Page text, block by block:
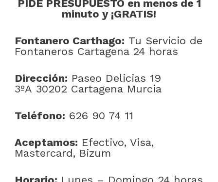
PIDE PRESUPUESTO en menos de 1
minuto y ¡GRATIS!
Fontanero Carthago: Tu Servicio de
Fontaneros Cartagena 24 horas
Dirección: Paseo Delicias 19
3ºA 30202 Cartagena Murcia
Teléfono: 626 90 74 11
Aceptamos: Efectivo, Visa,
Mastercard, Bizum